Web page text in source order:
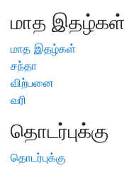
மாத இதழ்கள்
மாத இதழ்கள்
சந்தா
விற்பனை
வரி
தொடர்புக்கு
தொடர்புக்கு